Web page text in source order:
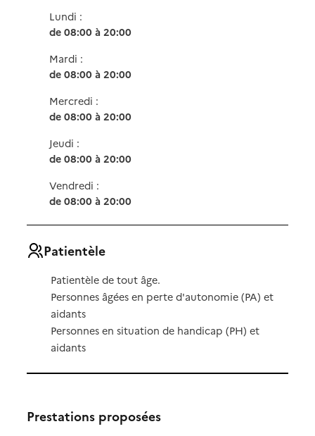
Lundi :
de 08:00 à 20:00
Mardi :
de 08:00 à 20:00
Mercredi :
de 08:00 à 20:00
Jeudi :
de 08:00 à 20:00
Vendredi :
de 08:00 à 20:00
Patientèle
Patientèle de tout âge.
Personnes âgées en perte d'autonomie (PA) et
aidants
Personnes en situation de handicap (PH) et
aidants
Prestations proposées